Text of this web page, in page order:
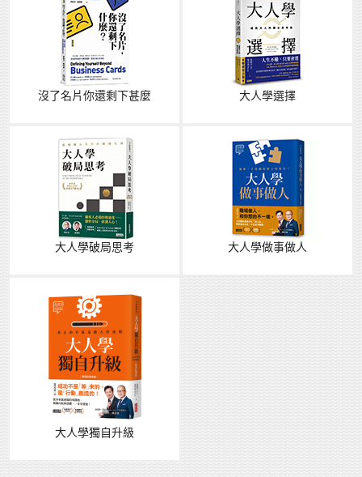
沒了名片你還剩下甚麼 大人學選擇
大人學破局思考 大人學做事做人
大人學獨自升級